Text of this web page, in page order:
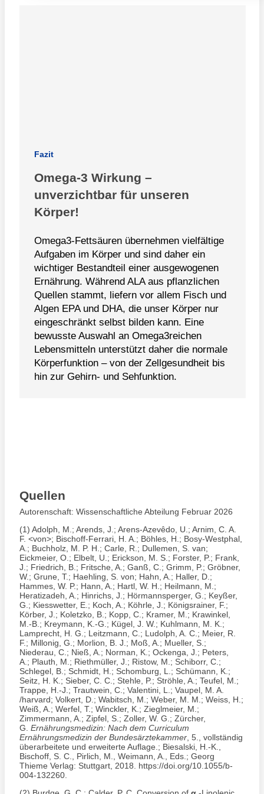
Fazit
Omega-3 Wirkung –
unverzichtbar für unseren
Körper!
Omega3-Fettsäuren übernehmen vielfältige
Aufgaben im Körper und sind daher ein
wichtiger Bestandteil einer ausgewogenen
Ernährung. Während ALA aus pflanzlichen
Quellen stammt, liefern vor allem Fisch und
Algen EPA und DHA, die unser Körper nur
eingeschränkt selbst bilden kann. Eine
bewusste Auswahl an Omega3reichen
Lebensmitteln unterstützt daher die normale
Körperfunktion – von der Zellgesundheit bis
hin zur Gehirn- und Sehfunktion.
Quellen
Autorenschaft: Wissenschaftliche Abteilung Februar 2026
(1) Adolph, M.; Arends, J.; Arens-Azevêdo, U.; Arnim, C. A.
F. <von>; Bischoff-Ferrari, H. A.; Böhles, H.; Bosy-Westphal,
A.; Buchholz, M. P. H.; Carle, R.; Dullemen, S. van;
Eickmeier, O.; Elbelt, U.; Erickson, M. S.; Forster, P.; Frank,
J.; Friedrich, B.; Fritsche, A.; Ganß, C.; Grimm, P.; Gröbner,
W.; Grune, T.; Haehling, S. von; Hahn, A.; Haller, D.;
Hammes, W. P.; Hann, A.; Hartl, W. H.; Heilmann, M.;
Heratizadeh, A.; Hinrichs, J.; Hörmannsperger, G.; Keyßer,
G.; Kiesswetter, E.; Koch, A.; Köhrle, J.; Königsrainer, F.;
Körber, J.; Koletzko, B.; Kopp, C.; Kramer, M.; Krawinkel,
M.-B.; Kreymann, K.-G.; Kügel, J. W.; Kuhlmann, M. K.;
Lamprecht, H. G.; Leitzmann, C.; Ludolph, A. C.; Meier, R.
F.; Millonig, G.; Morlion, B. J.; Moß, A.; Mueller, S.;
Niederau, C.; Nieß, A.; Norman, K.; Ockenga, J.; Peters,
A.; Plauth, M.; Riethmüller, J.; Ristow, M.; Schiborr, C.;
Schlegel, B.; Schmidt, H.; Schomburg, L.; Schümann, K.;
Seitz, H. K.; Sieber, C. C.; Stehle, P.; Ströhle, A.; Teufel, M.;
Trappe, H.-J.; Trautwein, C.; Valentini, L.; Vaupel, M. A.
/harvard; Volkert, D.; Wabitsch, M.; Weber, M. M.; Weiss, H.;
Weiß, A.; Werfel, T.; Winckler, K.; Zieglmeier, M.;
Zimmermann, A.; Zipfel, S.; Zoller, W. G.; Zürcher,
G. Ernährungsmedizin: Nach dem Curriculum
Ernährungsmedizin der Bundesärztekammer , 5., vollständig
überarbeitete und erweiterte Auflage.; Biesalski, H.-K.,
Bischoff, S. C., Pirlich, M., Weimann, A., Eds.; Georg
Thieme Verlag: Stuttgart, 2018. https://doi.org/10.1055/b-
004-132260.